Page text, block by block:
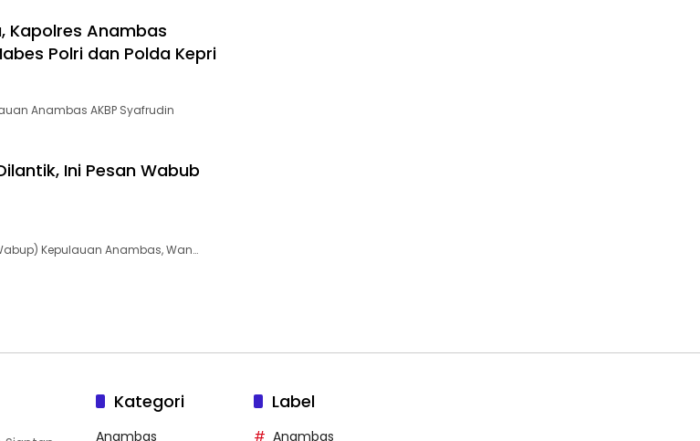
Kapolres Anambas
Polri dan Polda Kepri
Anambas AKBP Syafrudin
Ini Pesan Wabub
Kepulauan Anambas, Wan…
Kategori
Anambas
Label
Anambas